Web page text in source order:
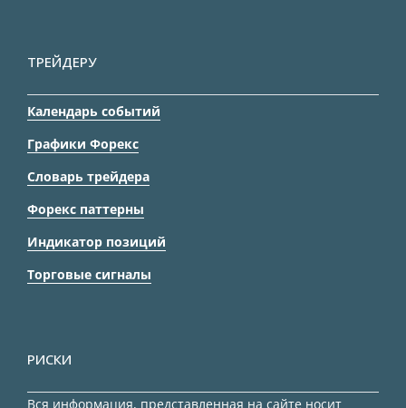
ТРЕЙДЕРУ
Календарь событий
Графики Форекс
Словарь трейдера
Форекс паттерны
Индикатор позиций
Торговые сигналы
РИСКИ
Вся информация, представленная на сайте носит